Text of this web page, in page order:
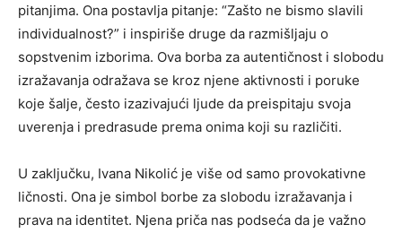
pitanjima. Ona postavlja pitanje: “Zašto ne bismo slavili
individualnost?” i inspiriše druge da razmišljaju o
sopstvenim izborima. Ova borba za autentičnost i slobodu
izražavanja odražava se kroz njene aktivnosti i poruke
koje šalje, često izazivajući ljude da preispitaju svoja
uverenja i predrasude prema onima koji su različiti.
U zaključku, Ivana Nikolić je više od samo provokativne
ličnosti. Ona je simbol borbe za slobodu izražavanja i
prava na identitet. Njena priča nas podseća da je važno